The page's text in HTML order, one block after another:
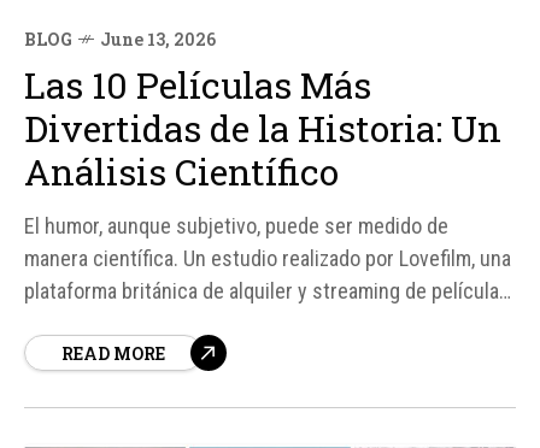
BLOG June 13, 2026
Las 10 Películas Más
Divertidas de la Historia: Un
Análisis Científico
El humor, aunque subjetivo, puede ser medido de
manera científica. Un estudio realizado por Lovefilm, una
plataforma británica de alquiler y streaming de películas,
historia mediante un método innovador. Los
READ MORE